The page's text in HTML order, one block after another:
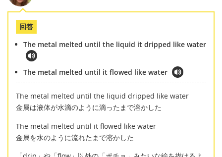
回答
The metal melted until the liquid it dripped like water
The metal melted until it flowed like water
The metal melted until the liquid dripped like water
金属は液体が水滴のように滴ったまで溶かした
The metal melted until it flowed like water
金属を水のように流れたまで溶かした